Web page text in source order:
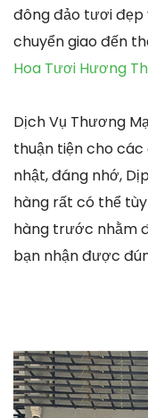
đông đảo tươi
chuyển giao đến
Hoa Tươi Hương
Dịch Vụ Thương
thuận tiện cho
nhật, đáng nhớ,
hàng rất có thể
hàng trước nhằm
bạn nhận được